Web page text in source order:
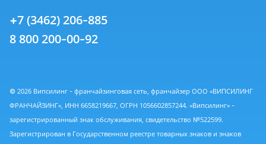
+7 (3462) 206-885
8 800 200-00-92
© 2026 Випсилинг - франчайзинговая сеть, франчайзер ООО «ВИПСИЛИНГ
ФРАНЧАЙЗИНГ», ИНН 6658219667, ОГРН 1056602857244. «Випсилинг» -
зарегистрированный знак обслуживания, свидетельство №522599.
Зарегистрирован в Государственном реестре товарных знаков и знаков